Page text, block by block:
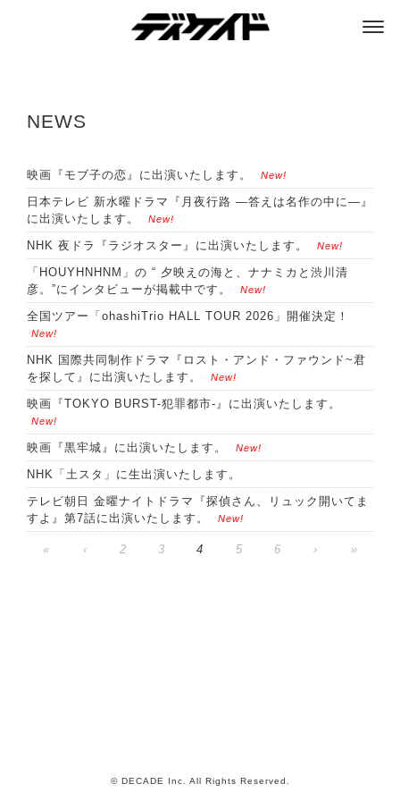
NEWS
映画『モブ子の恋』に出演いたします。 New!
日本テレビ 新水曜ドラマ『月夜行路 ―答えは名作の中に―』
に出演いたします。
New!
NHK 夜ドラ『ラジオスター』に出演いたします。 New!
「HOUYHNHNM」の “ 夕映えの海と、ナナミカと渋川清
彦。”にインタビューが掲載中です。
New!
全国ツアー「ohashiTrio HALL TOUR 2026」開催決定！
New!
NHK 国際共同制作ドラマ『ロスト・アンド・ファウンド~君
を探して』に出演いたします。
New!
映画『TOKYO BURST-犯罪都市-』に出演いたします。
New!
映画『黒牢城』に出演いたします。 New!
NHK「土スタ」に生出演いたします。
テレビ朝日 金曜ナイトドラマ『探偵さん、リュック開いてま
すよ』第7話に出演いたします。
New!
« ‹ 2 3 4 5 6 › »
© DECADE Inc. All Rights Reserved.